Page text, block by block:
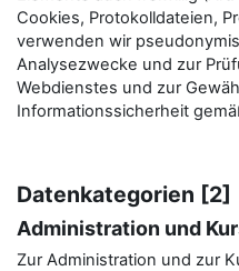
Cookies, Protokolldateien,
verwenden wir
Analysezwecke und zur
Webdienstes und zur
Informationssicherheit
Datenkategorien [2]
Administration und
Zur Administration und zur